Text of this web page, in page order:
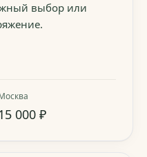
выбор или
000 ₽